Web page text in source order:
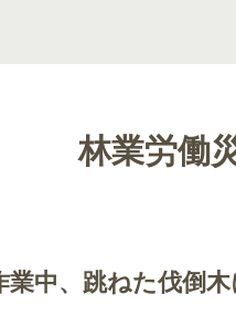
林業労働
業中、跳ねた伐倒